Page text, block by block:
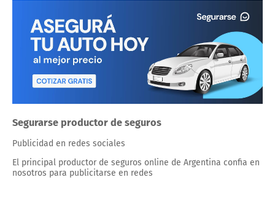
Segurarse productor de seguros
Publicidad en redes sociales
El principal productor de seguros online de Argentina confia en
nosotros para publicitarse en redes